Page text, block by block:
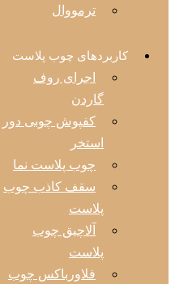
ترمووال
چوب پلاست
اجرای روف
کفپوش چوبی دور
چوب پلاست نما
سقف کاذب چوب
آلاچیق چوب
فلاورباکس چوب